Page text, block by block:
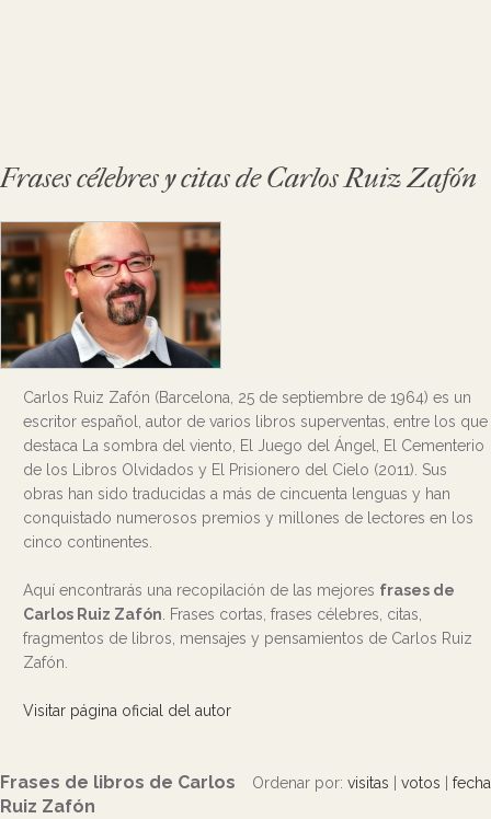
Frases célebres y citas de Carlos Ruiz Zafón
Carlos Ruiz Zafón (Barcelona, 25 de septiembre de 1964) es un
escritor español, autor de varios libros superventas, entre los que
destaca La sombra del viento, El Juego del Ángel, El Cementerio
de los Libros Olvidados y El Prisionero del Cielo (2011). Sus
obras han sido traducidas a más de cincuenta lenguas y han
conquistado numerosos premios y millones de lectores en los
cinco continentes.
Aquí encontrarás una recopilación de las mejores frases de
Carlos Ruiz Zafón . Frases cortas, frases célebres, citas,
fragmentos de libros, mensajes y pensamientos de Carlos Ruiz
Zafón.
Visitar página oficial del autor
Ordenar por: visitas votos fecha
Frases de libros de Carlos
Ruiz Zafón